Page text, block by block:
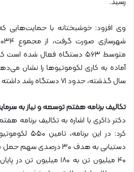
وی افزود: خوشبختانه با حمایت‌هایی
آماده به کاری لکوموتیوها را نشان
سال گذشته، حدود ۷۱ دستگاه رشد داشته است.
تکالیف برنامه هفتم توسعه و نیاز به
دکتر ذاکری با اشاره به تکالیف برنامه
کرد: در این
دستیابی به هدف ۳۰ درصدی
۴۰ میلیون تن به ۱۸۰ میلیون